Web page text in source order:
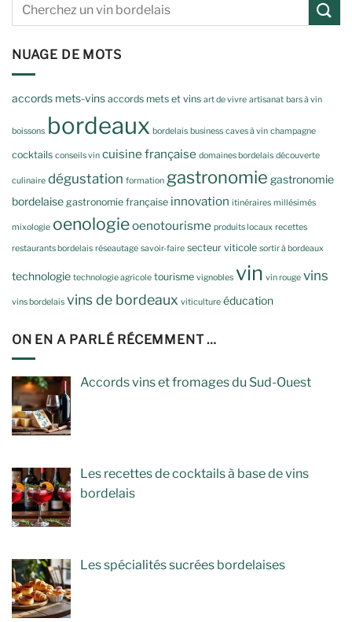
NUAGE DE MOTS
accords mets-vins accords mets et vins art de vivre artisanat bars à vin
boissons bordeaux bordelais business caves à vin champagne
cocktails conseils vin cuisine française domaines bordelais découverte
culinaire dégustation formation gastronomie gastronomie
bordelaise gastronomie française innovation itinéraires millésimés
mixologie oenologieoenotourisme produits locaux recettes
restaurants bordelais réseautage savoir-faire secteur viticole sortir à bordeaux
technologie technologie agricole tourisme vignobles vin vin rouge vins
vins bordelais vins de bordeaux viticulture éducation
ON EN A PARLÉ RÉCEMMENT …
Accords vins et fromages du Sud-Ouest
Les recettes de cocktails à base de vins
bordelais
Les spécialités sucrées bordelaises